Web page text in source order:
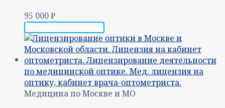
95 000₽
Медицина по Москве и МО